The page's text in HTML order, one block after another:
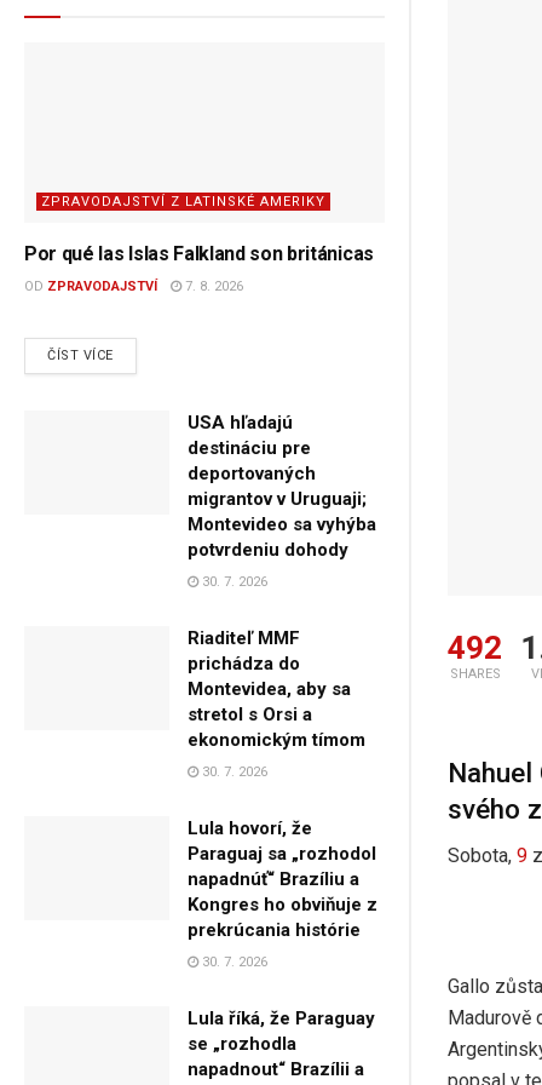
ZPRAVODAJSTVÍ Z LATINSKÉ AMERIKY
Por qué las Islas Falkland son británicas
OD ZPRAVODAJSTVÍ 7. 8. 2026
ČÍST VÍCEDETAILS
USA hľadajú
destináciu pre
deportovaných
migrantov v Uruguaji;
Montevideo sa vyhýba
potvrdeniu dohody
30. 7. 2026
Riaditeľ MMF
prichádza do
Montevidea, aby sa
stretol s Orsi a
ekonomickým tímom
30. 7. 2026
Lula hovorí, že
Paraguaj sa „rozhodol
napadnúť“ Brazíliu a
Kongres ho obviňuje z
prekrúcania histórie
30. 7. 2026
Lula říká, že Paraguay
se „rozhodla
napadnout“ Brazílii a
492
SHARES
svého
Sobota, 9
Gallo
Madurově